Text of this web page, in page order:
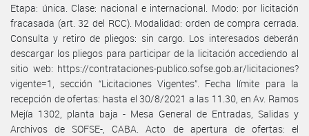
Etapa: única. Clase: nacional e internacional. Modo: por licitación
fracasada (art. 32 del RCC). Modalidad: orden de compra cerrada.
Consulta y retiro de pliegos: sin cargo. Los interesados deberán
descargar los pliegos para participar de la licitación accediendo al
sitio web: https://contrataciones-publico.sofse.gob.ar/licitaciones?
vigente=1, sección “Licitaciones Vigentes”. Fecha límite para la
recepción de ofertas: hasta el 30/8/2021 a las 11.30, en Av. Ramos
Mejía 1302, planta baja - Mesa General de Entradas, Salidas y
Archivos de SOFSE-, CABA. Acto de apertura de ofertas: el